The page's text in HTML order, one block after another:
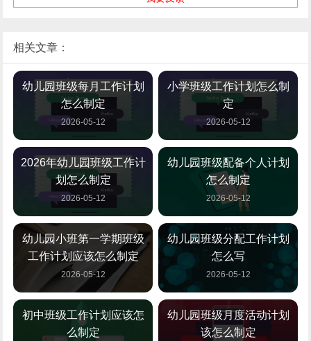
相关文章：
幼儿园班级每月工作计划
怎么制定
2026-05-12
小学班级工作计划怎么制
定
2026-05-12
2026年幼儿园班级工作计
划怎么制定
2026-05-12
幼儿园班级配备个人计划
怎么制定
2026-05-12
幼儿园小班第一学期班级
工作计划应该怎么制定
2026-05-12
幼儿园班级分配工作计划
怎么写
2026-05-12
初中班级工作计划应该怎
么制定
幼儿园班级月度活动计划
该怎么制定